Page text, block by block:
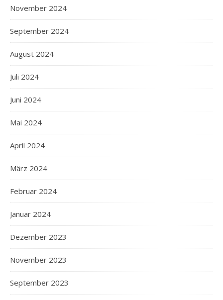
November 2024
September 2024
August 2024
Juli 2024
Juni 2024
Mai 2024
April 2024
März 2024
Februar 2024
Januar 2024
Dezember 2023
November 2023
September 2023